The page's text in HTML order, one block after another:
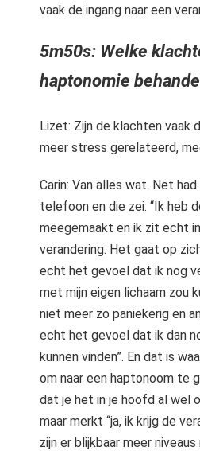
vaak de ingang naar een
5m50s: Welke
haptonomie
Lizet: Zijn de klachten vaak
meer stress gerelateerd,
Carin: Van alles wat. Net
telefoon en die zei: “Ik heb
meegemaakt en ik zit echt
verandering. Het gaat op
echt het gevoel dat ik nog
met mijn eigen lichaam zou
niet meer zo paniekerig en
echt het gevoel dat ik dan
kunnen vinden”. En dat is
om naar een haptonoom te
dat je het in je hoofd al wel
maar merkt “ja, ik krijg de
zijn er blijkbaar meer niveaus